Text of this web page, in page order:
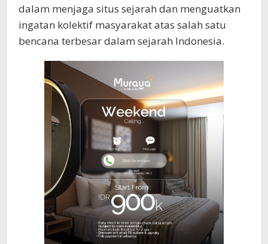
dalam menjaga situs sejarah dan menguatkan
ingatan kolektif masyarakat atas salah satu
bencana terbesar dalam sejarah Indonesia.